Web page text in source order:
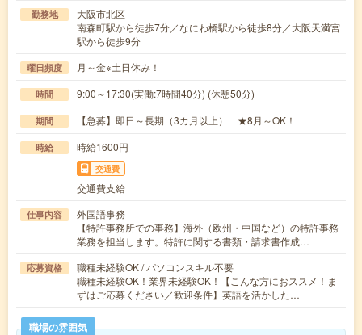
勤務地
大阪市北区
南森町駅から徒歩7分／なにわ橋駅から徒歩8分／大阪天満宮
駅から徒歩9分
曜日頻度 月～金※土日休み！
時間 9:00～17:30(実働:7時間40分) (休憩50分)
期間 【急募】即日～長期（3カ月以上） ★8月～OK！
時給 時給1600円
交通費
交通費支給
仕事内容
外国語事務
【特許事務所での事務】海外（欧州・中国など）の特許事務
業務を担当します。特許に関する書類・請求書作成…
応募資格
職種未経験OK / パソコンスキル不要
職種未経験OK！業界未経験OK！【こんな方におススメ！ま
ずはご応募ください／歓迎条件】英語を活かした…
職場の雰囲気